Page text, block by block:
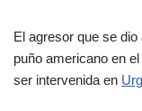
El agresor que se
puño americano en
ser intervenida en